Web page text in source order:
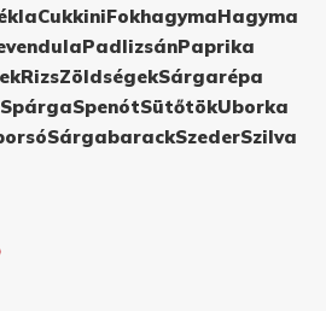
CukkiniFokhagymaHagyma
PadlizsánPaprika
RizsZöldségekSárgarépa
SpárgaSpenótSütőtökUborka
SárgabarackSzederSzilva